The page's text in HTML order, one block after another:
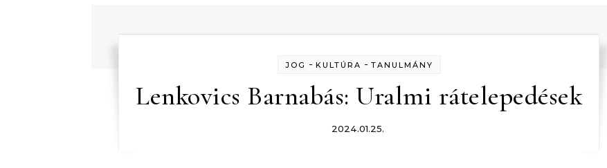
JOG - KULTÚRA - TANULMÁNY
Lenkovics Barnabás: Uralmi rátelepedések
2024.01.25.